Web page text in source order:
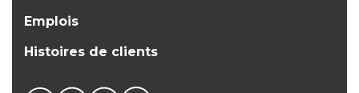
Emplois
Histoires de clients